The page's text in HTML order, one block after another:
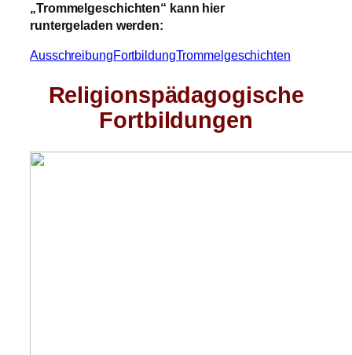
„Trommelgeschichten“ kann hier
runtergeladen werden:
AusschreibungFortbildungTrommelgeschichten
Religionspädagogische
Fortbildungen